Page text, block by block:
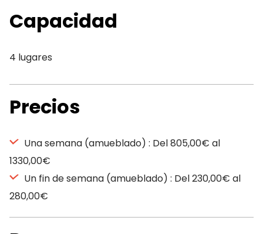
Capacidad
4 lugares
Precios
Una semana (amueblado) : Del 805,00€ al
1330,00€
Un fin de semana (amueblado) : Del 230,00€ al
280,00€